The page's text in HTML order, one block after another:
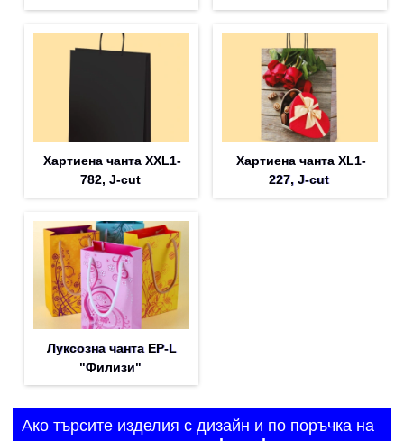
Хартиена чанта XXL1-
782, J-cut
Хартиена чанта XL1-
227, J-cut
Луксозна чанта EP-L
"Филизи"
Ако търсите изделия с дизайн и по поръчка на